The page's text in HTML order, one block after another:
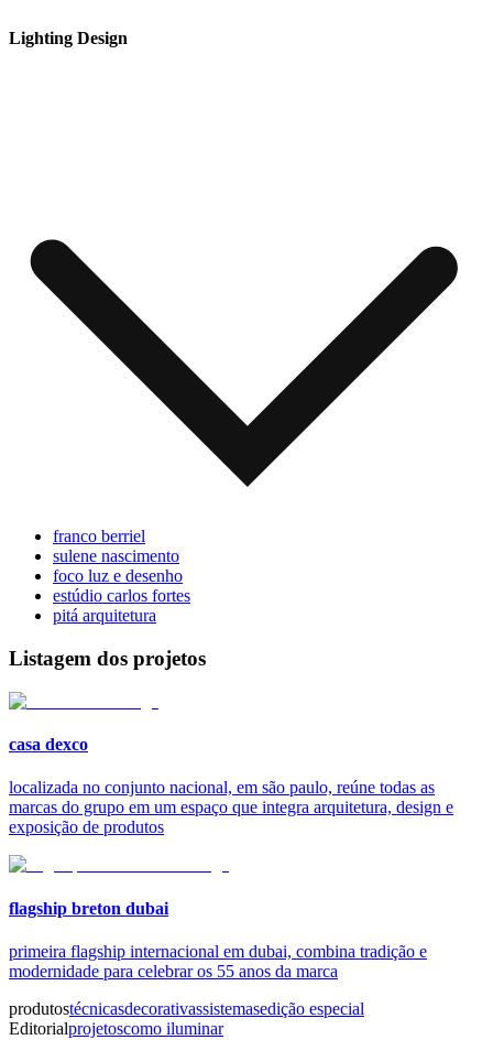
Lighting Design
franco berriel
sulene nascimento
foco luz e desenho
estúdio carlos fortes
pitá arquitetura
Listagem dos projetos
casa dexco
localizada no conjunto nacional, em são paulo, reúne todas as
marcas do grupo em um espaço que integra arquitetura, design e
exposição de produtos
flagship breton dubai
primeira flagship internacional em dubai, combina tradição e
modernidade para celebrar os 55 anos da marca
produtostécnicasdecorativassistemasedição especial
Editorialprojetoscomo iluminar